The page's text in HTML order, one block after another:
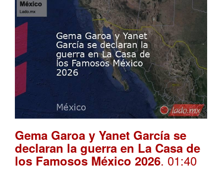
Gema Garoa y Yanet García se
declaran la guerra en La Casa de
los Famosos México 2026. 01:40